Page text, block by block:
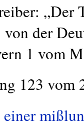
„Der
der
1 vom
123 vom